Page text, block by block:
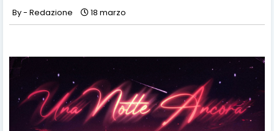
Redazione 18 marzo